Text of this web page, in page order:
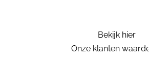
Bekijk hier
Onze klanten